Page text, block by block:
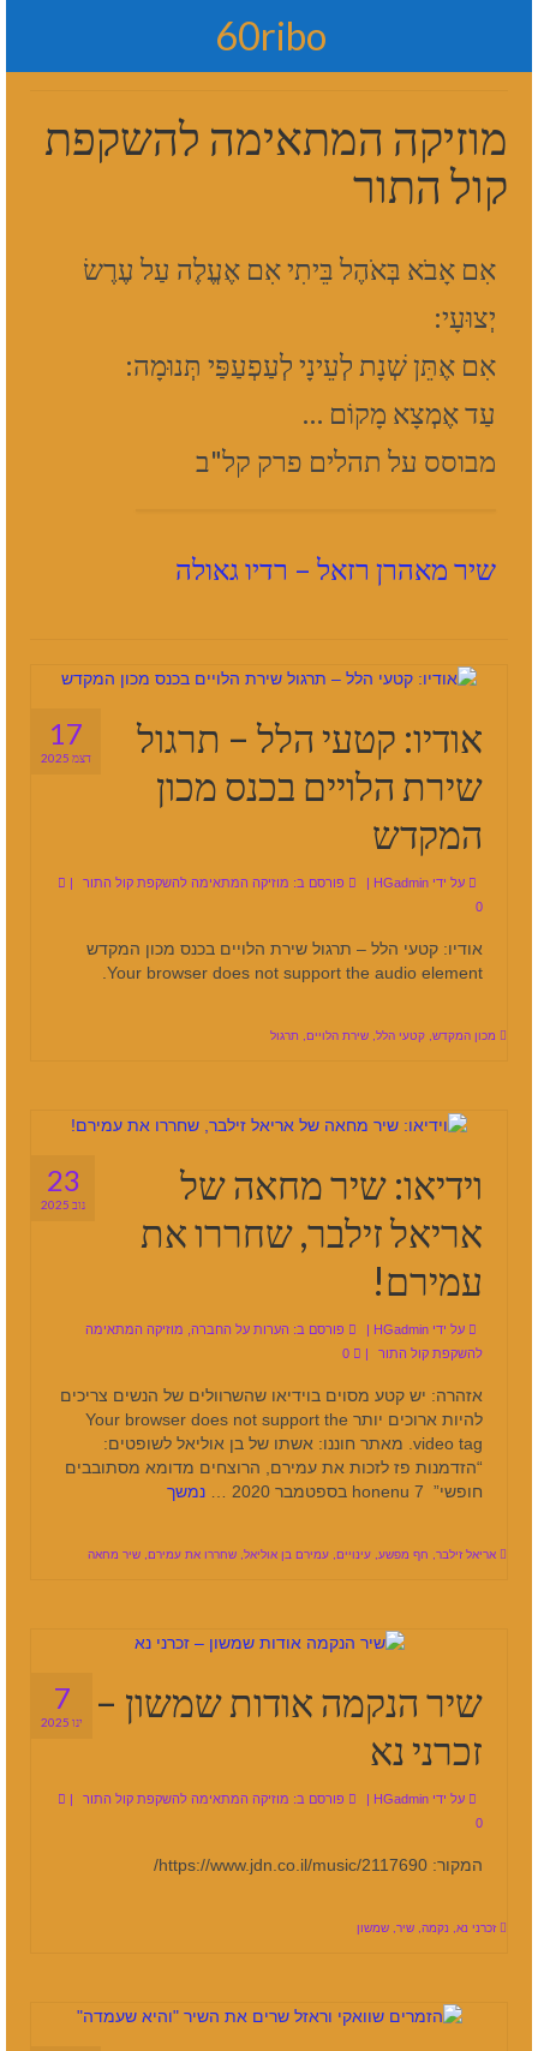
60ribo
מוזיקה המתאימה להשקפת
קול התור
אִם אָבֹא בְּאֹהֶל בֵּיתִי אִם אֶעֱלֶה עַל עֶרֶשׂ
יְצוּעָי:
אִם אֶתֵּן שְׁנָת לְעֵינָי לְעַפְעַפַּי תְּנוּמָה:
עַד אֶמְצָא מָקוֹם …
מבוסס על תהלים פרק קל"ב
שיר מאהרן רזאל – רדיו גאולה
17
דצמ 2025
אודיו: קטעי הלל – תרגול
שירת הלויים בכנס מכון
המקדש
על ידי HGadmin פורסם ב: מוזיקה המתאימה להשקפת קול התור
0
אודיו: קטעי הלל – תרגול שירת הלויים בכנס מכון המקדש
Your browser does not support the audio element.
מכון המקדש, קטעי הלל, שירת הלויים, תרגול
23
נוב 2025
וידיאו: שיר מחאה של
אריאל זילבר, שחררו את
עמירם!
על ידי HGadmin
| פורסם ב: הערות על החברה מוזיקה המתאימה
להשקפת קול התור
|
אזהרה: יש קטע מסוים בוידיאו שהשרוולים של הנשים צריכים
להיות ארוכים יותר Your browser does not support the
video tag. מאתר חוננו: אשתו של בן אוליאל לשופטים:
“הזדמנות פז לזכות את עמירם, הרוצחים מדומא מסתובבים
חופשי” honenu 7 בספטמבר 2020 …
נמשך
אריאל זילבר חף מפשע עינויים עמירם בן אוליאל שחררו את עמירם שיר מחאה
7
ינו 2025
שיר הנקמה אודות שמשון –
זכרני נא
על ידי HGadmin
| פורסם ב: מוזיקה המתאימה להשקפת קול התור
|
0
המקור: https://www.jdn.co.il/music/2117690/
זכרני נא נקמה שיר שמשון